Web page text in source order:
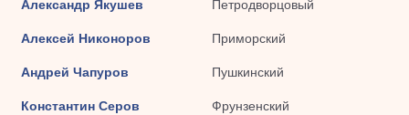
Александр Якушев Петродворцовый
Алексей Никоноров Приморский
Андрей Чапуров Пушкинский
Константин Серов Фрунзенский